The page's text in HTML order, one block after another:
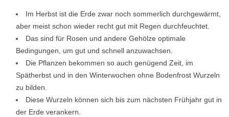
Im Herbst ist die Erde zwar noch sommerlich durchgewärmt,
aber meist schon wieder recht gut mit Regen durchfeuchtet.
Das sind für Rosen und andere Gehölze optimale
Bedingungen, um gut und schnell anzuwachsen.
Die Pflanzen bekommen so auch genügend Zeit, im
Spätherbst und in den Winterwochen ohne Bodenfrost Wurzeln
zu bilden.
Diese Wurzeln können sich bis zum nächsten Frühjahr gut in
der Erde verankern.